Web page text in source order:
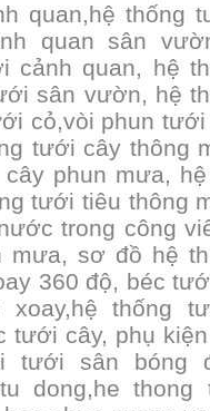
quan,hệ thống
quan sân
cảnh quan, hệ
sân vườn, hệ
cỏ,vòi phun
tưới cây thông
phun mưa,
tưới tiêu thông
trong công
mưa, sơ đồ hệ
360 độ, béc
thống
tưới cây, phụ
tưới sân bóng
dong,he